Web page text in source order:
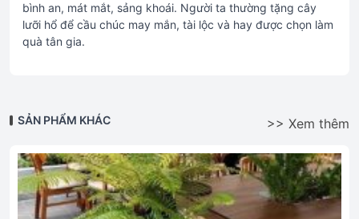
bình an, mát mắt, sảng khoái. Người ta thường tặng cây
lưỡi hổ để cầu chúc may mắn, tài lộc và hay được chọn làm
quà tân gia.
SẢN PHẨM KHÁC >> Xem thêm